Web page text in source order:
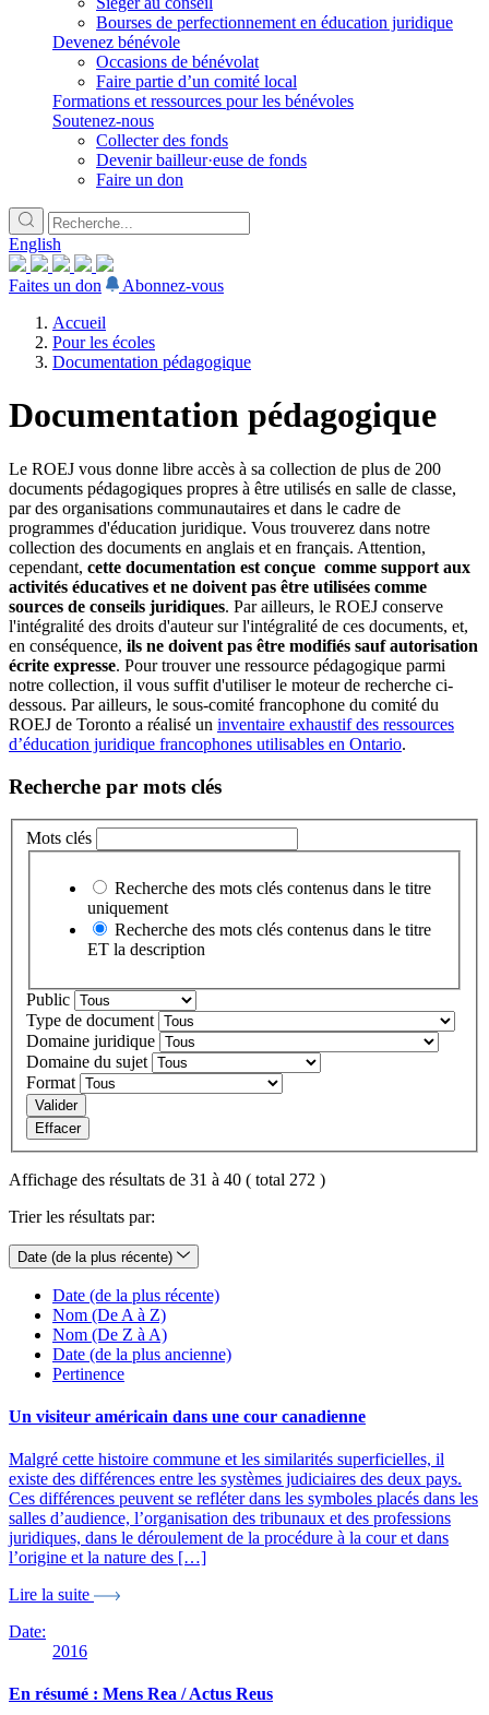
Bourses de perfectionnement en éducation juridique
Devenez bénévole
Occasions de bénévolat
Faire partie d’un comité local
Formations et ressources pour les bénévoles
Soutenez-nous
Collecter des fonds
Devenir bailleur·euse de fonds
Faire un don
English
Faites un don
Abonnez-vous
Accueil
Pour les écoles
Documentation pédagogique
Documentation pédagogique
Le ROEJ vous donne libre accès à sa collection de plus de 200
documents pédagogiques propres à être utilisés en salle de classe,
par des organisations communautaires et dans le cadre de
programmes d'éducation juridique. Vous trouverez dans notre
collection des documents en anglais et en français. Attention,
cependant, cette documentation est conçue comme support aux
activités éducatives et ne doivent pas être utilisées comme
sources de conseils juridiques. Par ailleurs, le ROEJ conserve
l'intégralité des droits d'auteur sur l'intégralité de ces documents, et,
en conséquence, ils ne doivent pas être modifiés sauf autorisation
écrite expresse. Pour trouver une ressource pédagogique parmi
notre collection, il vous suffit d'utiliser le moteur de recherche ci-
dessous. Par ailleurs, le sous-comité francophone du comité du
ROEJ de Toronto a réalisé un inventaire exhaustif des ressources
d’éducation juridique francophones utilisables en Ontario.
Recherche par mots clés
Mots clés
Recherche des mots clés contenus dans le titre
uniquement
Recherche des mots clés contenus dans le titre
ET la description
Public
Type de document
Domaine juridique
Domaine du sujet
Format
Valider
Effacer
Affichage des résultats de 31 à 40 ( total 272 )
Trier les résultats par:
Date (de la plus récente)
Date (de la plus récente)
Nom (De A à Z)
Nom (De Z à A)
Date (de la plus ancienne)
Pertinence
Un visiteur américain dans une cour canadienne
Malgré cette histoire commune et les similarités superficielles, il
existe des différences entre les systèmes judiciaires des deux pays.
Ces différences peuvent se refléter dans les symboles placés dans les
salles d’audience, l’organisation des tribunaux et des professions
juridiques, dans le déroulement de la procédure à la cour et dans
l’origine et la nature des […]
Lire la suite
Date:
2016
En résumé : Mens Rea / Actus Reus